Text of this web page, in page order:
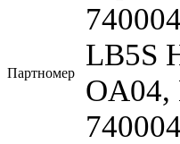
Партномер
LB5S
OA04,